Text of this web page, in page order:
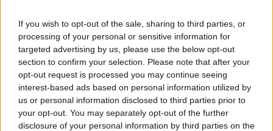
If you wish to opt-out of the sale, sharing to third parties, or
processing of your personal or sensitive information for
targeted advertising by us, please use the below opt-out
section to confirm your selection. Please note that after your
opt-out request is processed you may continue seeing
interest-based ads based on personal information utilized by
us or personal information disclosed to third parties prior to
your opt-out. You may separately opt-out of the further
disclosure of your personal information by third parties on the
Az Emmi háttérintézete az elmúlt években részletesen
megvizsgálta, hogy mit hozott az iskolarendszer
államosítása és a Klik működése. Az eredmények egészen
lesújtóak: Sehol Európában nem volt példa ilyen szintű
centralizálásra, a magyar központosításnak az eltelt
időben semmilyen előnye nem látszik. A tankerületek csak
utasításokat közvetítenek, helyi szempontok...